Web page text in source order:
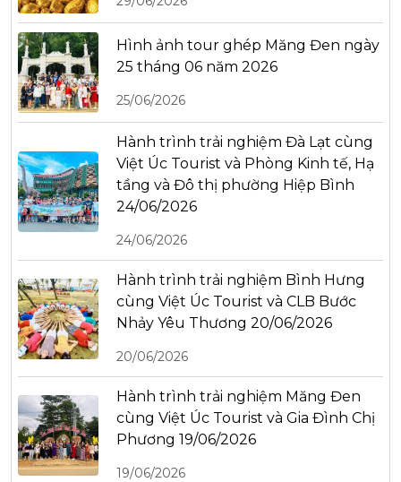
Hình ảnh tour ghép Măng Đen ngày
25 tháng 06 năm 2026
25/06/2026
Hành trình trải nghiệm Đà Lạt cùng
Việt Úc Tourist và Phòng Kinh tế, Hạ
tầng và Đô thị phường Hiệp Bình
24/06/2026
24/06/2026
Hành trình trải nghiệm Bình Hưng
cùng Việt Úc Tourist và CLB Bước
Nhảy Yêu Thương 20/06/2026
20/06/2026
Hành trình trải nghiệm Măng Đen
cùng Việt Úc Tourist và Gia Đình Chị
Phương 19/06/2026
19/06/2026